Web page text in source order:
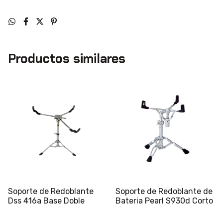
Productos similares
Soporte de Redoblante
Dss 416a Base Doble
Soporte de Redoblante de
Bateria Pearl S930d Corto